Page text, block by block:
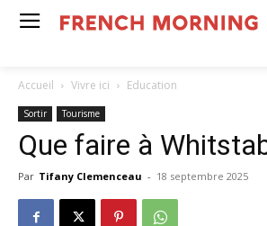
Accueil Vivre ici Education
Sortir Tourisme
Que faire à
Par Tifany Clemenceau - 18 septembre 2025